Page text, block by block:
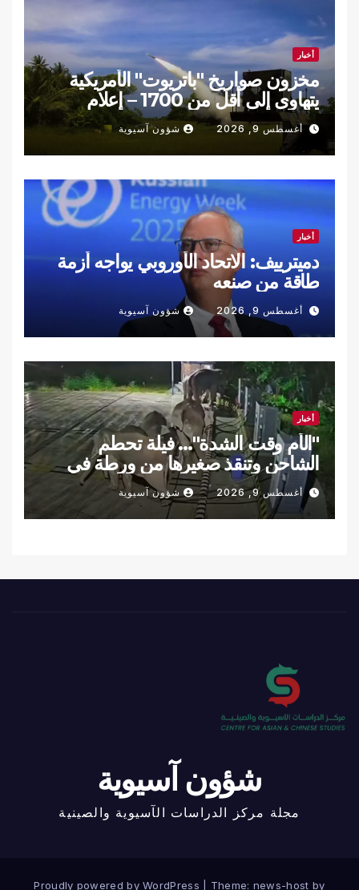
أخبار
مخزون صواريخ "باتريوت" الأمريكية
يتهاوى إلى أقل من 1700 – إعلام
أغسطس 9, 2026 شؤون آسيوية
أخبار
دميترييف: الاتحاد الأوروبي يواجه أزمة
طاقة من صنعه
أغسطس 9, 2026 شؤون آسيوية
أخبار
"الأم وقت الشدة"… فيلة تحطم
الشاحن وتنقذ صغيرها من ورطة في
لقطة مذهلة… فيديو
أغسطس 9, 2026 شؤون آسيوية
شؤون آسيوية
مجلة مركز الدراسات الآسيوية والصينية
Proudly powered by WordPress Theme: news-host by